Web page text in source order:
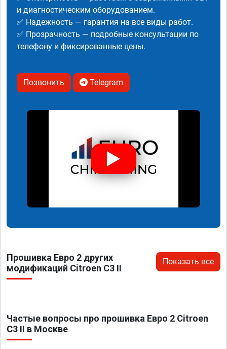
и диагностическим оборудованием.
✅ Надежность — гарантия на все виды работ.
✅ Прозрачность — подробные консультации по
телефону и фиксированные цены.
Позвонить Telegram
Прошивка Евро 2 других
модификаций Citroen C3 II
Показать все
Частые вопросы про прошивка Евро 2 Citroen
C3 II в Москве